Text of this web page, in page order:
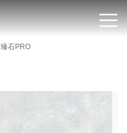
臻石PRO